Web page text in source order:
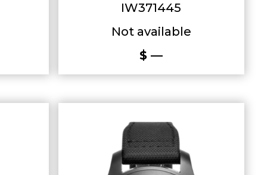
IW371445
Not available
$ —